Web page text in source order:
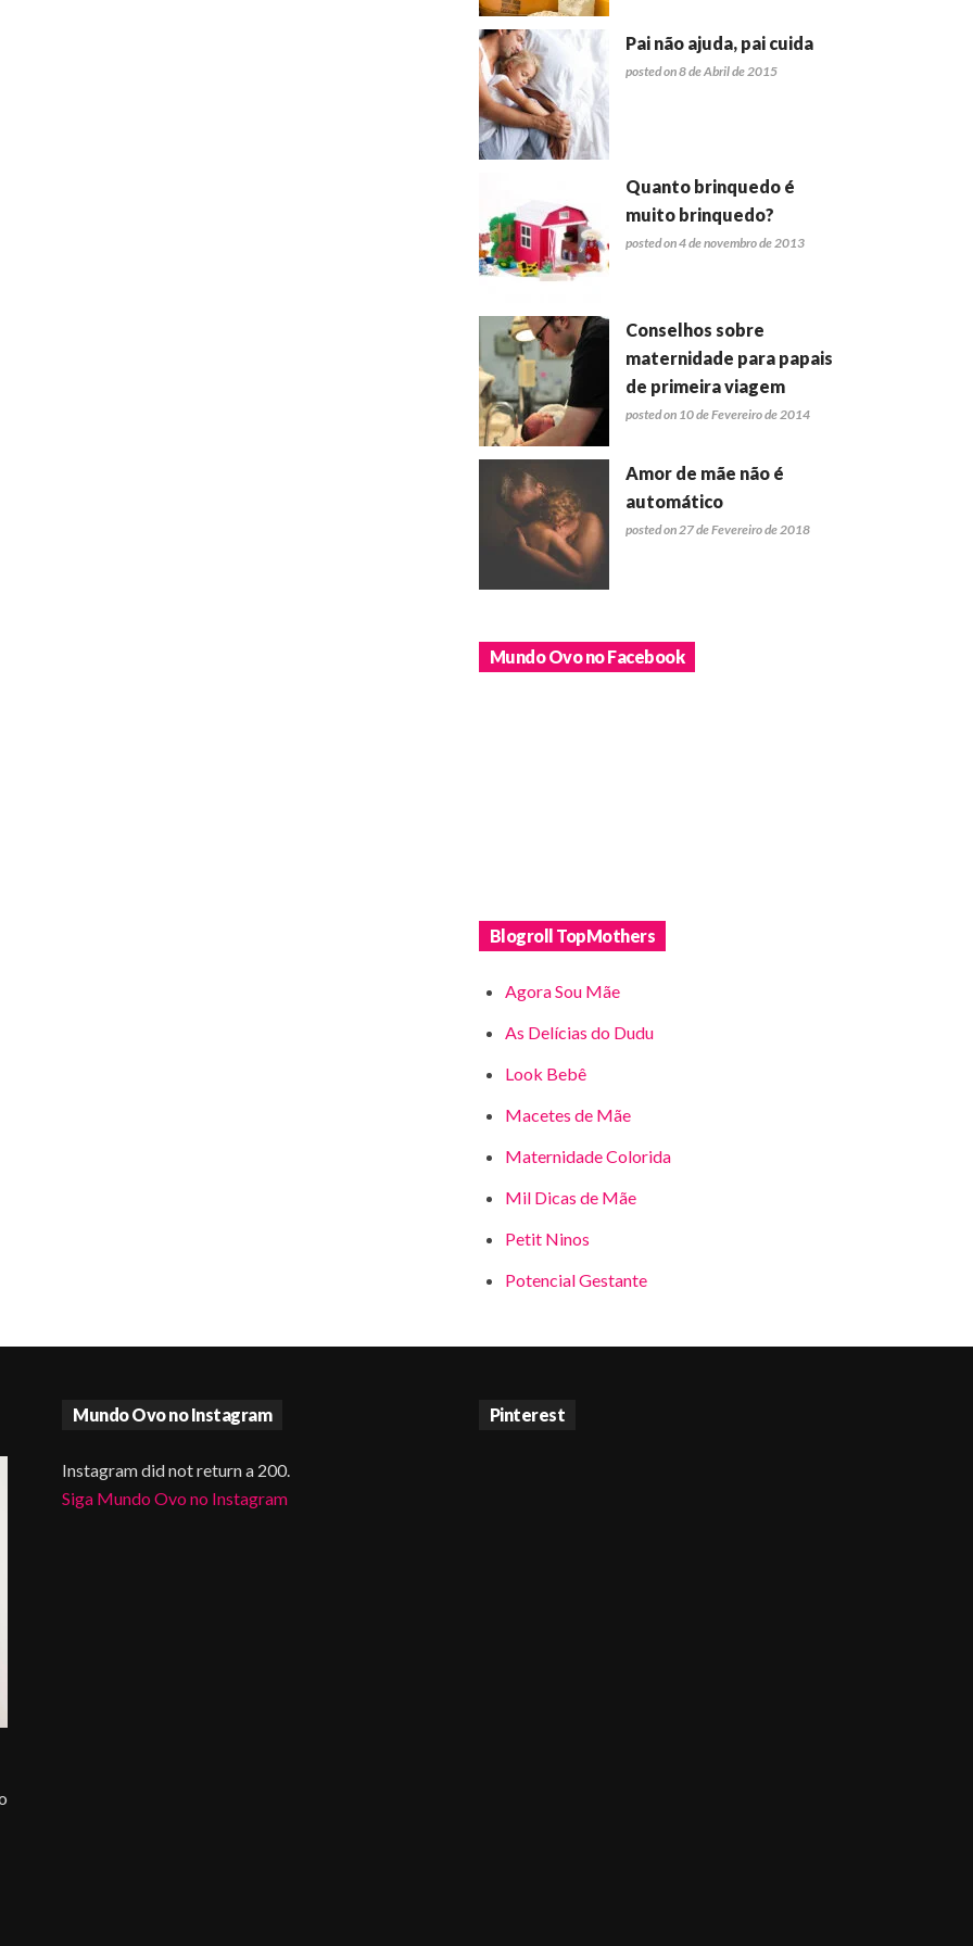
Pai não ajuda, pai cuida
posted on 8 de Abril de 2015
Quanto brinquedo é
muito brinquedo?
posted on 4 de novembro de 2013
Conselhos sobre
maternidade para papais
de primeira viagem
posted on 10 de Fevereiro de 2014
Amor de mãe não é
automático
posted on 27 de Fevereiro de 2018
Mundo Ovo no Facebook
Blogroll TopMothers
Agora Sou Mãe
As Delícias do Dudu
Look Bebê
Macetes de Mãe
Maternidade Colorida
Mil Dicas de Mãe
Petit Ninos
Potencial Gestante
Mundo Ovo no Instagram
Instagram did not return a 200.
Siga Mundo Ovo no Instagram
Pinterest